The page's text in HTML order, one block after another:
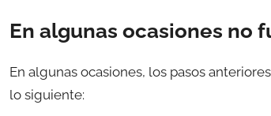
En algunas ocasiones no
En algunas ocasiones, los pasos
lo siguiente: